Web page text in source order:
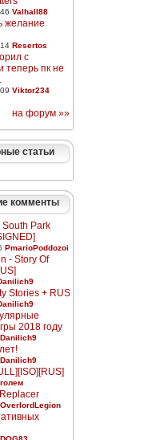
Valhall88
желание
Resertos
с
теперь пк не
Viktor234
на форум »»
статьи
комменты
South Park
PmarioPoddozoi
- Story Of
Stories + RUS
2018 году
Danilich9
Danilich9
голем
OverlordLegion